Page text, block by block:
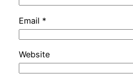
Email *
Website